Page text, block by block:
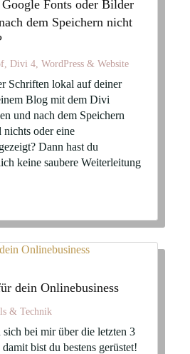
Fonts oder Bilder
dem Speichern nicht
, Divi 4, WordPress & Website
Schriften lokal auf deiner
Blog mit dem Divi
und nach dem Speichern
oder eine
Dann hast du
keine saubere Weiterleitung
dein Onlinebusiness
& Technik
sich bei mir über die letzten 3
bist du bestens gerüstet!